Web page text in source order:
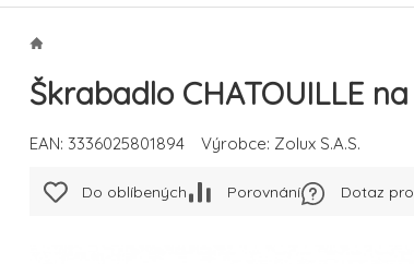
Škrabadlo CHATOUILLE
EAN: 3336025801894 Výrobce: Zolux S.A.S.
Do oblíbených Porovnání Dotaz